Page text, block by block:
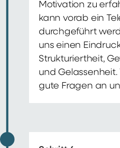
Motivation zu
kann vorab ein
durchgeführt
uns einen
Strukturiertheit,
und
gute Fragen an